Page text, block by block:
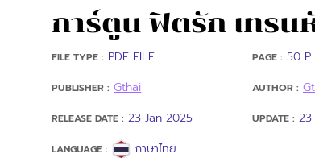
การ์ตูน ฟิตรัก เทรน
FILE TYPE : PDF FILE
PUBLISHER : Gthai
RELEASE DATE : 23 Jan 2025
LANGUAGE : ภาษาไทย
PAGE : 50 P.
AUTHOR :
UPDATE : 23